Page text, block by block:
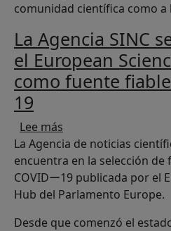
comunidad científica como
La Agencia SINC
el European
como fuente
19
Lee más
La Agencia de noticias
encuentra en la selección
COVIDー19 publicada por el
Hub del Parlamento Europe.
Desde que comenzó el